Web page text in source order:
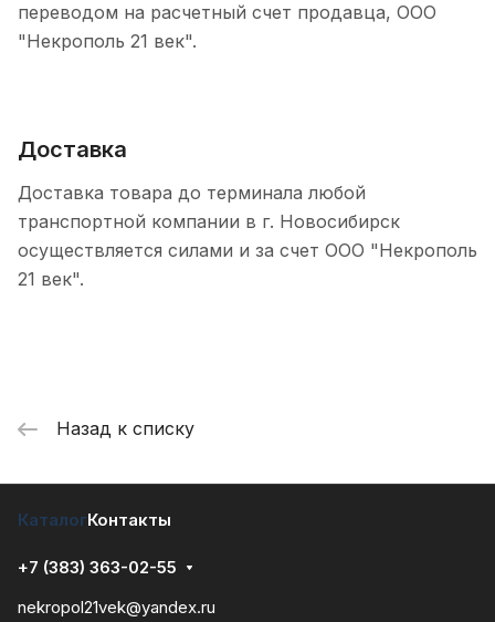
переводом на расчетный счет продавца, ООО
"Некрополь 21 век".
Доставка
Доставка товара до терминала любой
транспортной компании в г. Новосибирск
осуществляется силами и за счет ООО "Некрополь
21 век".
Назад к списку
КаталогКонтакты
+7 (383) 363-02-55
nekropol21vek@yandex.ru